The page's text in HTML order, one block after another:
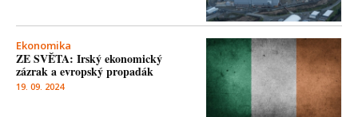
Ekonomika
ZE SVĚTA: Irský ekonomický
zázrak a evropský propadák
19. 09. 2024